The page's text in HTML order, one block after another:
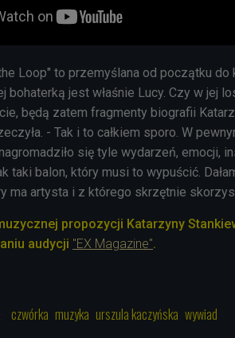
Loop" to przemyślana od początku do
bohaterką jest właśnie Lucy. Czy w jej
będą zatem fragmenty biografii
- Tak i to całkiem sporo. W
się tyle wydarzeń, emocji,
taki balon, który musi to wypuścić.
ma artysta i z którego skrzętnie
propozycji Katarzyny
audycji "EX Magazine".
czwórka muzyka urszula kaczyńska wywiad